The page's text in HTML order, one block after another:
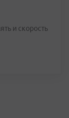
и скорость